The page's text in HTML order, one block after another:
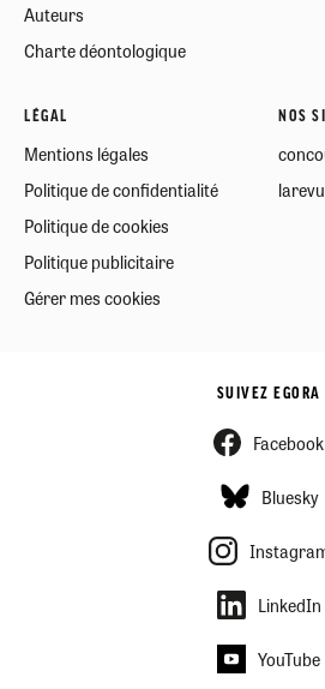
Auteurs
Charte déontologique
LÉGAL
Mentions légales
Politique de confidentialité
Politique de cookies
Politique publicitaire
Gérer mes cookies
NOS
SUIVEZ EGORA
Facebook
Bluesky
LinkedIn
YouTube